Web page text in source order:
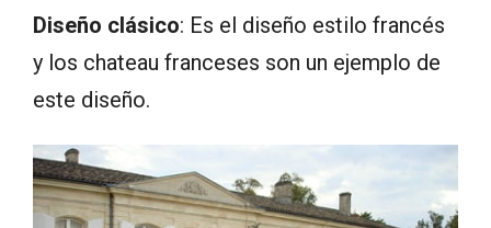
Diseño clásico: Es el diseño estilo francés
y los chateau franceses son un ejemplo de
este diseño.